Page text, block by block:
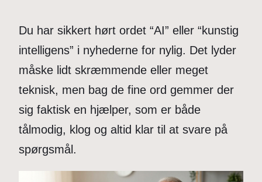
Du har sikkert hørt ordet “AI” eller “kunstig
intelligens” i nyhederne for nylig. Det lyder
måske lidt skræmmende eller meget
teknisk, men bag de fine ord gemmer der
sig faktisk en hjælper, som er både
tålmodig, klog og altid klar til at svare på
spørgsmål.